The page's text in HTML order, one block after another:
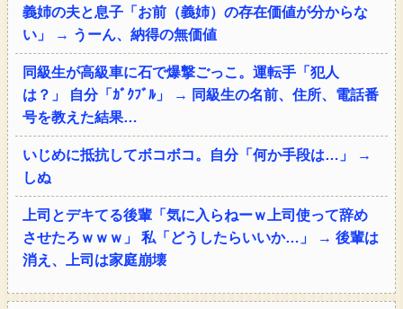
義姉の夫と息子「お前（義姉）の存在価値が分からな
い」 → うーん、納得の無価値
同級生が高級車に石で爆撃ごっこ。運転手「犯人
は？」 自分「ｶﾞｸﾌﾞﾙ」 → 同級生の名前、住所、電話番
号を教えた結果…
いじめに抵抗してボコボコ。自分「何か手段は…」 →
しぬ
上司とデキてる後輩「気に入らねーｗ上司使って辞め
させたろｗｗｗ」 私「どうしたらいいか…」 → 後輩は
消え、上司は家庭崩壊